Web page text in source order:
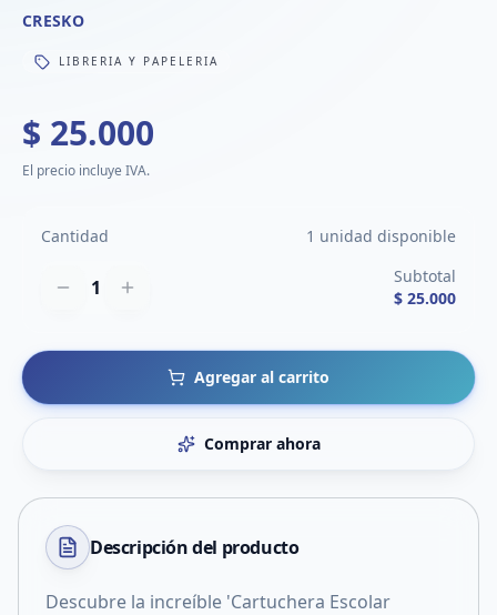
CRESKO
LIBRERIA Y PAPELERIA
$ 25.000
El precio incluye IVA.
Cantidad 1 unidad disponible
1
Subtotal
$ 25.000
Agregar al carrito
Comprar ahora
Descripción del producto
Descubre la increíble 'Cartuchera Escolar